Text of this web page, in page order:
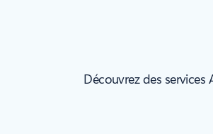
Découvrez des